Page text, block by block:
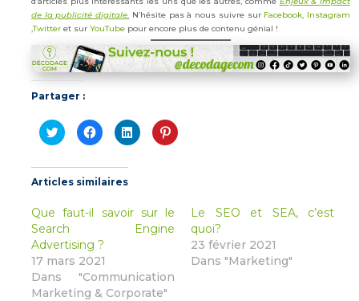
de la publicité digitale. N’hésite pas à nous suivre sur Facebook, Instagram
,Twitter et sur YouTube pour encore plus de contenu génial !
Partager :
Cliquez
pour
partager
Twitter(ouvre
dans
une
fenêtre)
Cliquez
pour
partager
Facebook(ouvre
dans
une
fenêtre)
Cliquez
pour
partager
fenêtre)
Cliquez
pour
fenêtre)
Articles similaires
Que faut-il savoir sur le
Search Engine
Advertising ?
17 mars 2021
Dans "Communication
Marketing & Corporate"
Le SEO et SEA, c’est
quoi?
23 février 2021
Dans "Marketing"